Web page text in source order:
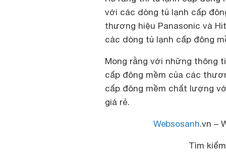
với các dòng tủ lạnh cấp
thương hiệu Panasonic và
các dòng tủ lạnh cấp đông
Mong rằng với những thông
cấp đông mềm của các
cấp đông mềm chất lượng
giá rẻ.
Websosanh.vn –
Tìm